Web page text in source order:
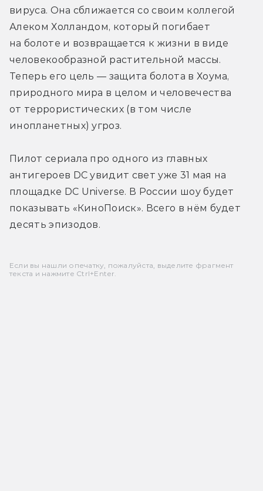
вируса. Она сближается со своим коллегой
Алеком Холландом, который погибает
на болоте и возвращается к жизни в виде
человекообразной растительной массы.
Теперь его цель — защита болота в Хоума,
природного мира в целом и человечества
от террористических (в том числе
инопланетных) угроз.
Пилот сериала про одного из главных
антигероев DC увидит свет уже 31 мая на
площадке DC Universe. В России шоу будет
показывать «КиноПоиск». Всего в нём будет
десять эпизодов.
Если вы нашли опечатку, пожалуйста, выделите фрагмент
текста и нажмите Ctrl+Enter.